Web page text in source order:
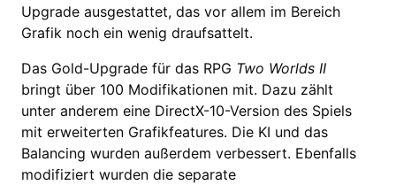
Upgrade ausgestattet, das vor allem im Bereich
Grafik noch ein wenig draufsattelt.
Das Gold-Upgrade für das RPG Two Worlds II
bringt über 100 Modifikationen mit. Dazu zählt
unter anderem eine DirectX-10-Version des Spiels
mit erweiterten Grafikfeatures. Die KI und das
Balancing wurden außerdem verbessert. Ebenfalls
modifiziert wurden die separate